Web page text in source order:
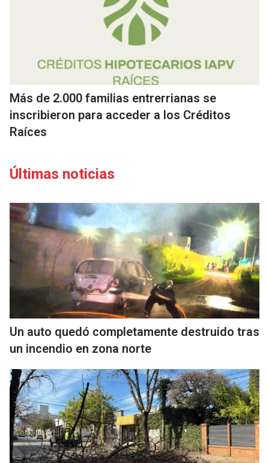
Más de 2.000 familias entrerrianas se
inscribieron para acceder a los Créditos
Raíces
Últimas noticias
Un auto quedó completamente destruido tras
un incendio en zona norte